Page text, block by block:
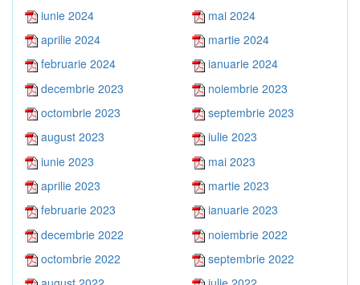
iunie 2024
mai 2024
aprilie 2024
martie 2024
februarie 2024
ianuarie 2024
decembrie 2023
noiembrie 2023
octombrie 2023
septembrie 2023
august 2023
iulie 2023
iunie 2023
mai 2023
aprilie 2023
martie 2023
februarie 2023
ianuarie 2023
decembrie 2022
noiembrie 2022
octombrie 2022
septembrie 2022